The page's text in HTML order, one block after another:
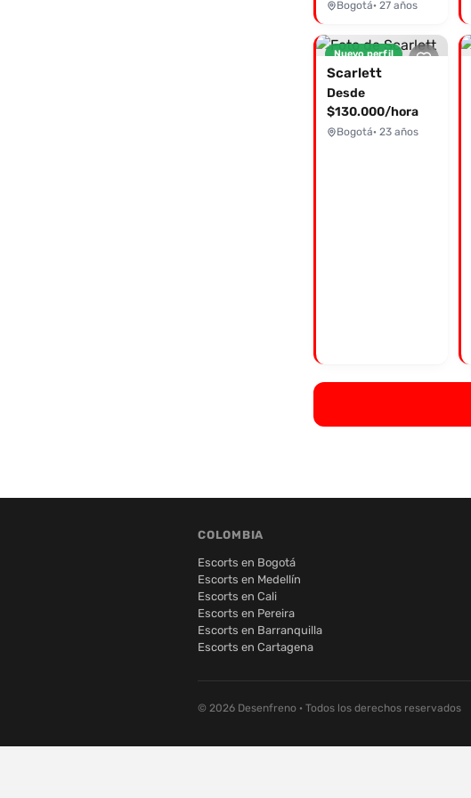
Bogotá· 27 años
Nuevo perfil
Scarlett
Desde
$130.000/hora
Bogotá· 23 años
COLOMBIA
Escorts en Bogotá
Escorts en Medellín
Escorts en Cali
Escorts en Pereira
Escorts en Barranquilla
Escorts en Cartagena
© 2026 Desenfreno · Todos los derechos reservados